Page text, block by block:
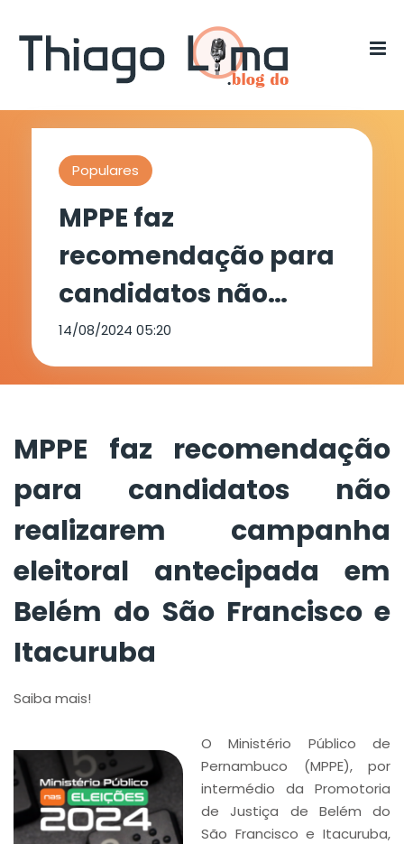
Populares
MPPE faz
recomendação para
candidatos não
realizarem
campanha eleitoral
Belém do São
Francisco e
Itacuruba
14/08/2024 05:20
MPPE faz recomendação
para candidatos não
realizarem campanha
eleitoral antecipada em
Belém do São Francisco e
Itacuruba
Saiba mais!
O Ministério Público de
Pernambuco (MPPE), por
intermédio da Promotoria
de Justiça de Belém do
São Francisco e Itacuruba,